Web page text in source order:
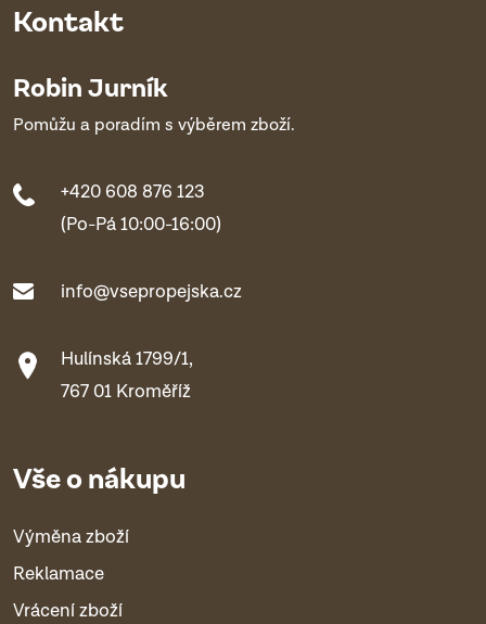
Kontakt
Robin Jurník
Pomůžu a poradím s výběrem zboží.
+420 608 876 123
(Po-Pá 10:00-16:00)
info@vsepropejska.cz
Hulínská 1799/1,
767 01 Kroměříž
Vše o nákupu
Výměna zboží
Reklamace
Vrácení zboží